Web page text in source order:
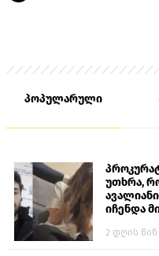
პოპულარული
უთხრა,
იჩენდა
თავს
2 დღის წინ